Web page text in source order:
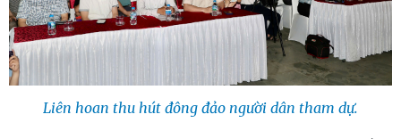
Liên hoan thu hút đông đảo người dân tham dự.